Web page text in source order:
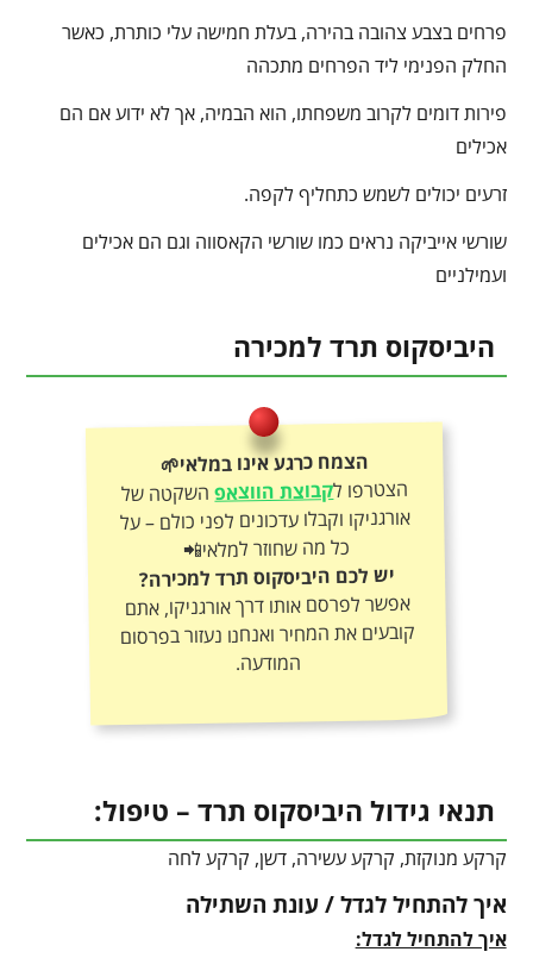
פרחים בצבע צהובה בהירה, בעלת חמישה עלי כותרת, כאשר
החלק הפנימי ליד הפרחים מתכהה
פירות דומים לקרוב משפחתו, הוא הבמיה, אך לא ידוע אם הם
אכילים
זרעים יכולים לשמש כתחליף לקפה.
שורשי אייביקה נראים כמו שורשי הקאסווה וגם הם אכילים
ועמילניים
היביסקוס תרד למכירה
הצמח כרגע אינו במלאי🌱
הצטרפו לקבוצת הווצאפהשקטה של
אורגניקו וקבלו עדכונים לפני כולם – על
כל מה שחוזר למלאי📲
יש לכם היביסקוס תרד למכירה?
אפשר לפרסם אותו דרך אורגניקו, אתם
קובעים את המחיר ואנחנו נעזור בפרסום
המודעה.
תנאי גידול היביסקוס תרד – טיפול:
קרקע מנוקזת, קרקע עשירה, דשן, קרקע לחה
איך להתחיל לגדל / עונת השתילה
איך להתחיל לגדל: